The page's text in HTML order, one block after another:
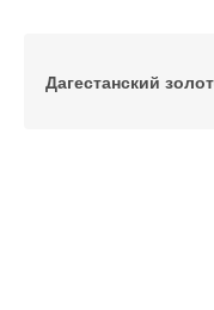
Дагестанский